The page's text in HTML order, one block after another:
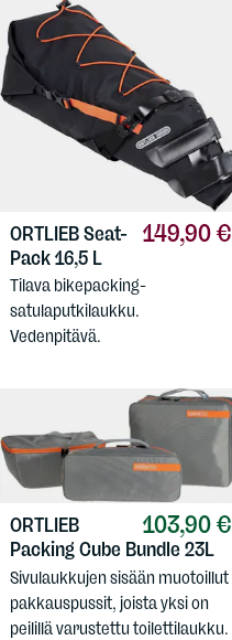
149,90 €
ORTLIEBSeat-
Pack 16,5 L
Tilava bikepacking-
satulaputkilaukku.
Vedenpitävä.
103,90 €
ORTLIEB
Packing Cube Bundle 23L
Sivulaukkujen sisään muotoillut
pakkauspussit, joista yksi on
peilillä varustettu toilettilaukku.